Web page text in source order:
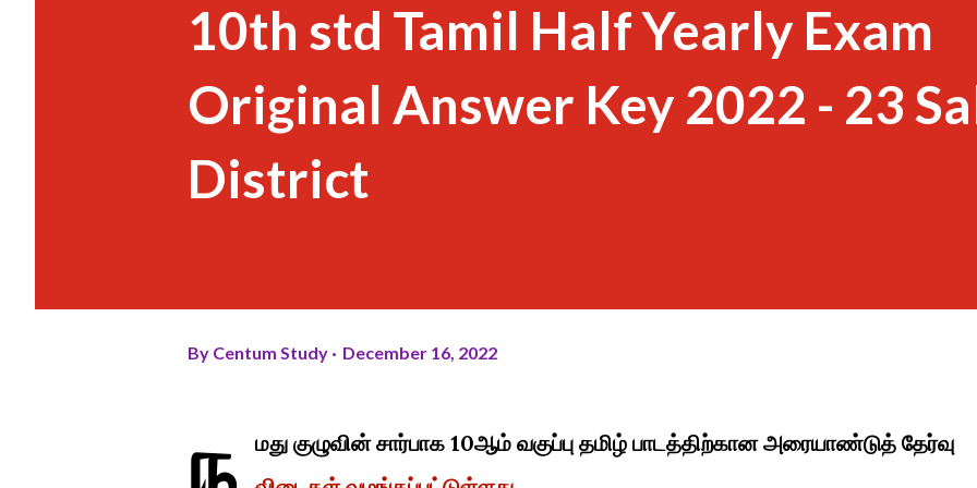
10th std Tamil Half Yearly Exam
Original Answer Key 2022 - 23
District
By Centum Study December 16, 2022
ந
மது குழுவின் சார்பாக 10ஆம் வகுப்பு தமிழ் பாடத்திற்கான அரையாண்டுத் தேர்வு